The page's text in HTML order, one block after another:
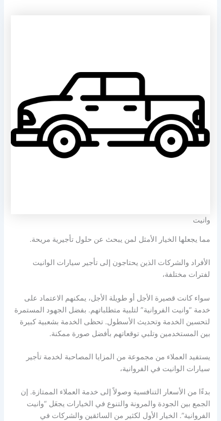
وانيت
مما يجعلها الخيار الأمثل لمن يبحث عن حلول تأجيرية مريحة.
الأفراد والشركات الذين يحتاجون إلى تأجير سيارات الوانيت
لفترات مختلفة،
سواء كانت قصيرة الأجل أو طويلة الأجل، يمكنهم الاعتماد على
خدمة “وانيت الفروانية” لتلبية متطلباتهم. بفضل الجهود المستمرة
لتحسين الخدمة وتحديث الأسطول. تحظى الخدمة بشعبية كبيرة
بين المستخدمين وتلبي توقعاتهم بأفضل صورة ممكنة.
يستفيد العملاء من مجموعة من المزايا المصاحبة لخدمة تأجير
سيارات الوانيت في الفروانية،
بدءًا من الأسعار التنافسية وصولاً إلى خدمة العملاء الممتازة. إن
الجمع بين الجودة والمرونة والتنوع في الخيارات يجعَل “وانيت
الفروانية”. الخيار الأول لكثير من السائقين والشركات في